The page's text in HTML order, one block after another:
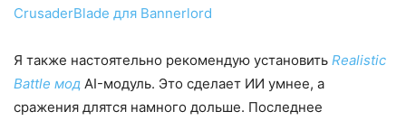
CrusaderBlade для Bannerlord
Я также настоятельно рекомендую установить Realistic
Battle мод AI-модуль. Это сделает ИИ умнее, а
сражения длятся намного дольше. Последнее